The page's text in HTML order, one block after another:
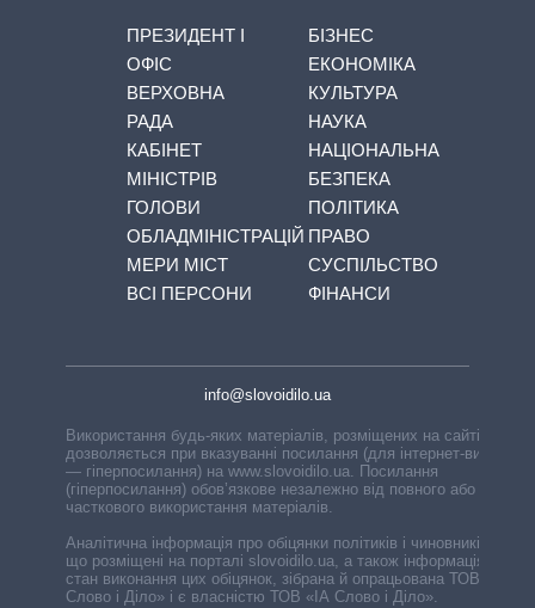
ПРЕЗИДЕНТ І
ОФІС
ВЕРХОВНА
РАДА
КАБІНЕТ
МІНІСТРІВ
ГОЛОВИ
ОБЛАДМІНІСТРАЦІЙ
МЕРИ МІСТ
ВСІ ПЕРСОНИ
БІЗНЕС
ЕКОНОМІКА
КУЛЬТУРА
НАУКА
НАЦІОНАЛЬНА
БЕЗПЕКА
ПОЛІТИКА
ПРАВО
СУСПІЛЬСТВО
ФІНАНСИ
info@slovoidilo.ua
Використання будь-яких матеріалів, розміщених на сайті,
дозволяється при вказуванні посилання (для інтернет-видань
— гіперпосилання) на www.slovoidilo.ua. Посилання
(гіперпосилання) обов’язкове незалежно від повного або
часткового використання матеріалів.
Аналітична інформація про обіцянки політиків і чиновників,
що розміщені на порталі slovoidilo.ua, а також інформація про
стан виконання цих обіцянок, зібрана й опрацьована ТОВ «ІА
Слово і Діло» і є власністю ТОВ «ІА Слово і Діло».